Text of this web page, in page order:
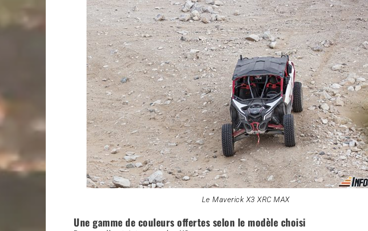
Le Maverick X3 XRC MAX
Une gamme de couleurs offertes selon le modèle choisi